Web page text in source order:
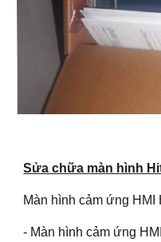
Sửa chữa màn hình
Màn hình cảm ứng
- Màn hình cảm ứng